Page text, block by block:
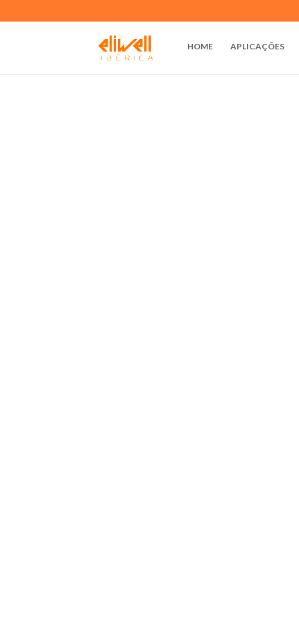
HOME APLICAÇÕES